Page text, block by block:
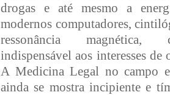
drogas e até mesmo a
modernos computadores,
ressonância magnética,
indispensável aos interesses
A Medicina Legal no campo
ainda se mostra incipiente e